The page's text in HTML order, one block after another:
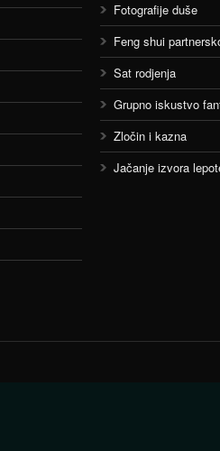
Fotografije duše
Feng shui
Sat rodjenja
Grupno iskustvo
Zločin i kazna
Jačanje izvora